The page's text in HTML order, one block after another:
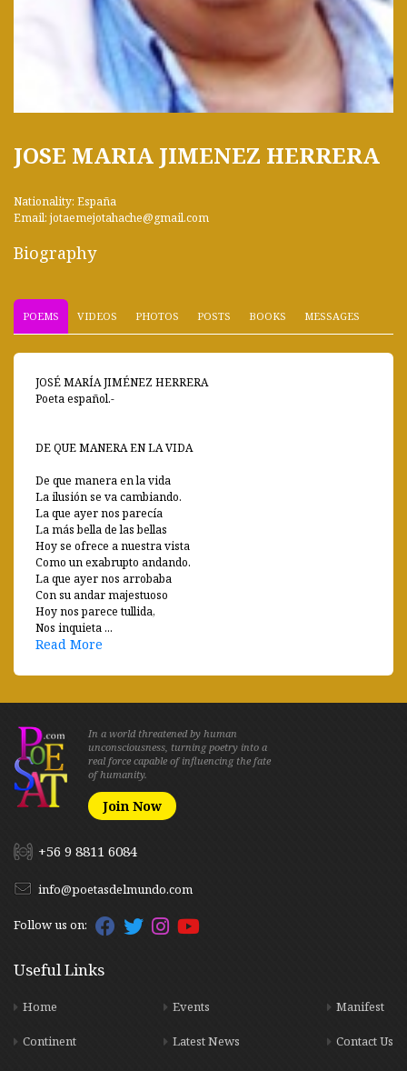
JOSE MARIA JIMENEZ HERRERA
Nationality: España
Email: jotaemejotahache@gmail.com
Biography
POEMS VIDEOS PHOTOS POSTS BOOKS MESSAGES
JOSÉ MARÍA JIMÉNEZ HERRERA
Poeta español.-
DE QUE MANERA EN LA VIDA
De que manera en la vida
La ilusión se va cambiando.
La que ayer nos parecía
La más bella de las bellas
Hoy se ofrece a nuestra vista
Como un exabrupto andando.
La que ayer nos arrobaba
Con su andar majestuoso
Hoy nos parece tullida,
Nos inquieta ...
Read More
In a world threatened by human
unconsciousness, turning poetry into a
real force capable of influencing the fate
of humanity.
Join Now
+56 9 8811 6084
info@poetasdelmundo.com
Follow us on:
Useful Links
Home
Continent
Events
Latest News
Manifest
Contact Us